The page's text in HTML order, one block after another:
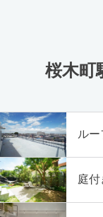
桜木町
ル
庭付